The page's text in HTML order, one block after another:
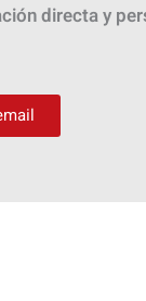
directa y